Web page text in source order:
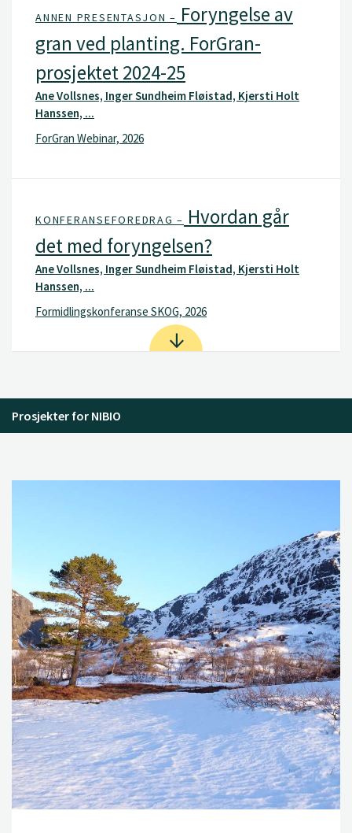
ANNEN PRESENTASJON – Foryngelse av
gran ved planting. ForGran-
prosjektet 2024-25
Ane Vollsnes, Inger Sundheim Fløistad, Kjersti Holt
Hanssen, ...
ForGran Webinar, 2026
KONFERANSEFOREDRAG – Hvordan går
det med foryngelsen?
Ane Vollsnes, Inger Sundheim Fløistad, Kjersti Holt
Hanssen, ...
Formidlingskonferanse SKOG, 2026
Prosjekter for NIBIO